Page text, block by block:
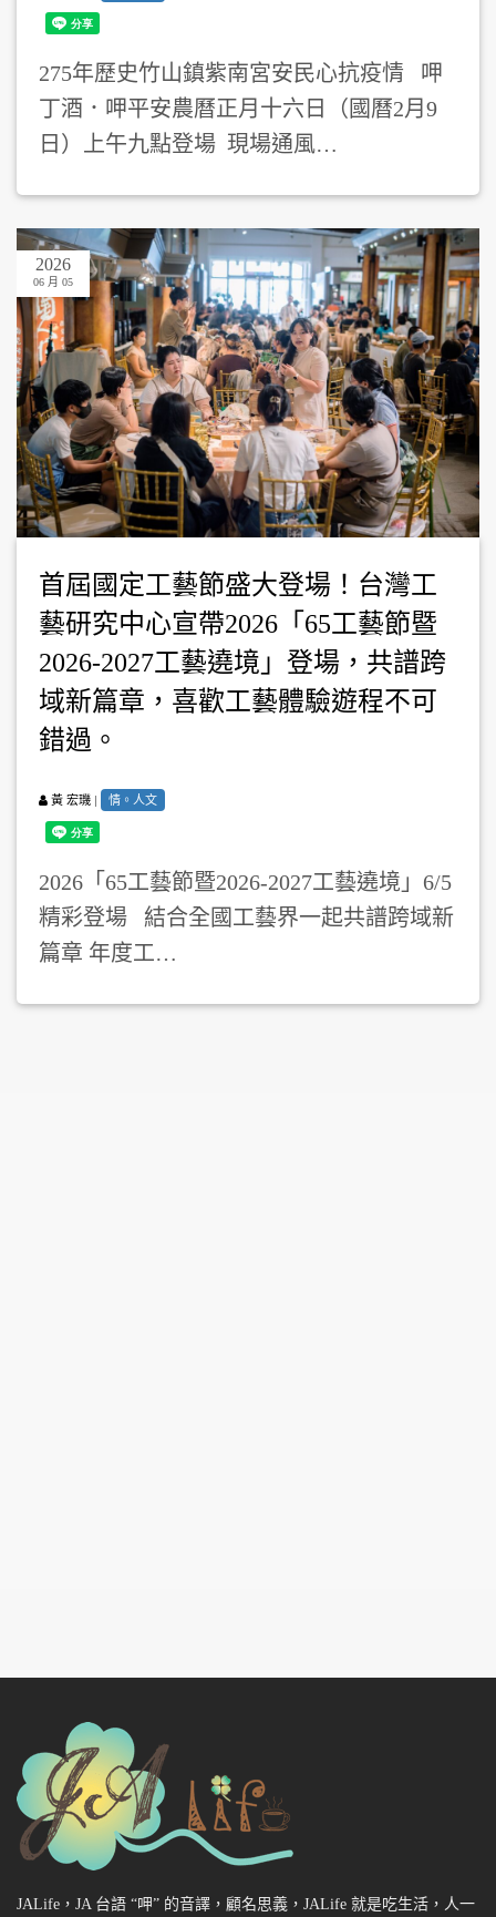
275年歷史竹山鎮紫南宮安民心抗疫情 呷
丁酒．呷平安農曆正月十六日（國曆2月9
日）上午九點登場 現場通風…
2026
06 月 05
首屆國定工藝節盛大登場！台灣工
藝研究中心宣帶2026「65工藝節暨
2026-2027工藝遶境」登場，共譜跨
域新篇章，喜歡工藝體驗遊程不可
錯過。
黃 宏璣 | 情。人文
2026「65工藝節暨2026-2027工藝遶境」6/5
精彩登場 結合全國工藝界一起共譜跨域新
篇章 年度工…
JALife，JA 台語 “呷” 的音譯，顧名思義，JALife 就是吃生活，人一